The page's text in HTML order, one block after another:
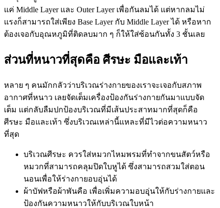
แค่ Middle Layer และ Outer Layer เพื่อกันลมได้ แต่หากลมไม่
แรงก็สามารถใส่เพียง Base Layer กับ Middle Layer ได้ หรือหาก
ต้องเจอกับอุณหภูมิที่ติดลบมาก ๆ ก็ให้ใส่ซ้อนกันทั้ง 3 ชั้นเลย
ส่วนที่หนาวที่สุดคือ ศีรษะ มือและเท้า
หลาย ๆ คนมักกลัวว่าบริเวณร่างกายของเราจะเจอกับสภาพ
อากาศที่หนาว เลยจัดเต็มเครื่องป้องกันร่างกายกันมาแบบจัด
เต็ม แต่กลับลืมปกป้องบริเวณที่มีเส้นประสาทมากที่สุดก็คือ
ศีรษะ มือและเท้า ซึ่งบริเวณเหล่านี้แหละที่มีไวต่อความหนาว
ที่สุด
บริเวณศีรษะ ควรใส่หมวกไหมพรมที่ทำจากขนสัตว์หรือ
หมวกที่สามารถคลุมปิดใบหูได้ ซึ่งสามารถสวมใส่ตอน
นอนเพื่อให้ร่างกายอบอุ่นได้
ผ้าบัฟหรือผ้าพันคือ เพื่อเพิ่มความอบอุุ่นให้กับร่างกายและ
ป้องกันความหนาวให้กับบริเวณใบหน้า